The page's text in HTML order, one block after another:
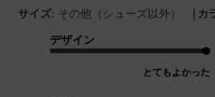
サイズ: その他（シューズ以外） | カ
デザイン
とてもよかった